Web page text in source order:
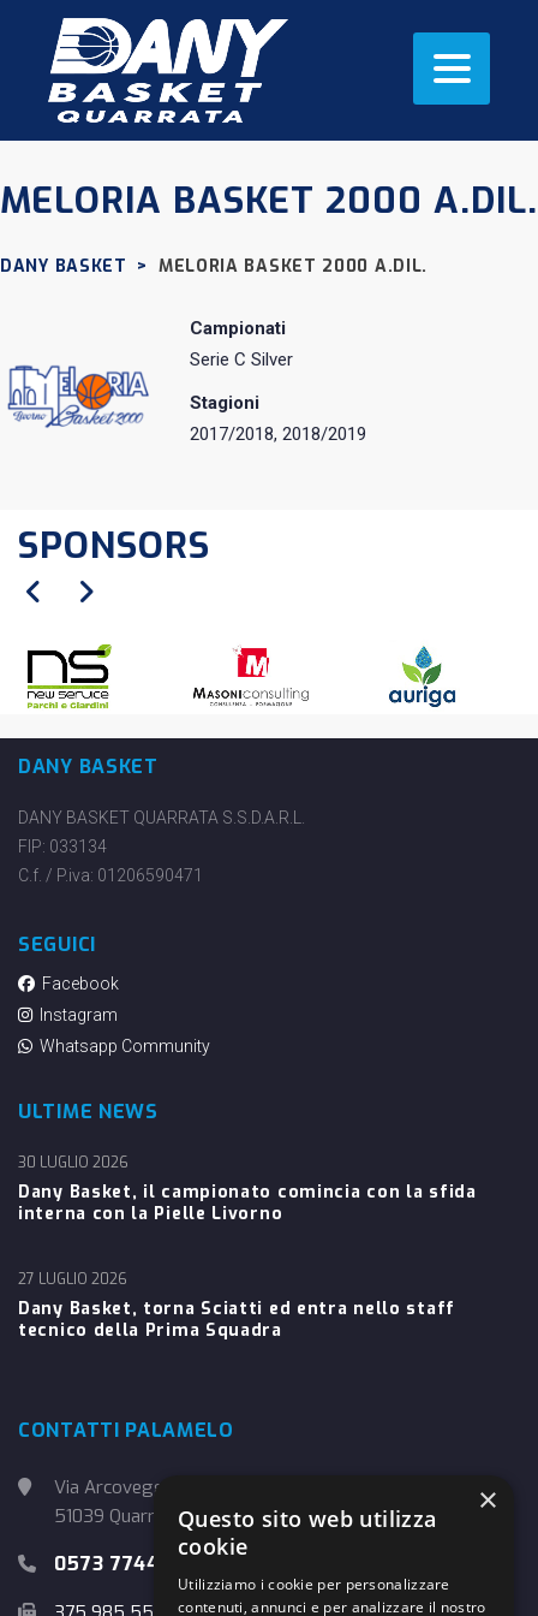
MELORIA BASKET 2000 A.DIL.
DANY BASKET > MELORIA BASKET 2000 A.DIL.
Campionati
Serie C Silver
Stagioni
2017/2018, 2018/2019
SPONSORS
DANY BASKET
DANY BASKET QUARRATA S.S.D.A.R.L.
FIP: 033134
C.f. / P.iva: 01206590471
SEGUICI
Facebook
Instagram
Whatsapp Community
ULTIME NEWS
Dany Basket, il campionato comincia con la sfida
interna con la Pielle Livorno
30 LUGLIO 2026
Dany Basket, torna Sciatti ed entra nello staff
tecnico della Prima Squadra
27 LUGLIO 2026
CONTATTI PALAMELO
Via Arcoveggio, 4
51039 Quarrata (PT)
0573 774457
×
Questo sito web utilizza
cookie
Utilizziamo i cookie per personalizzare
contenuti, annunci e per analizzare il nostro